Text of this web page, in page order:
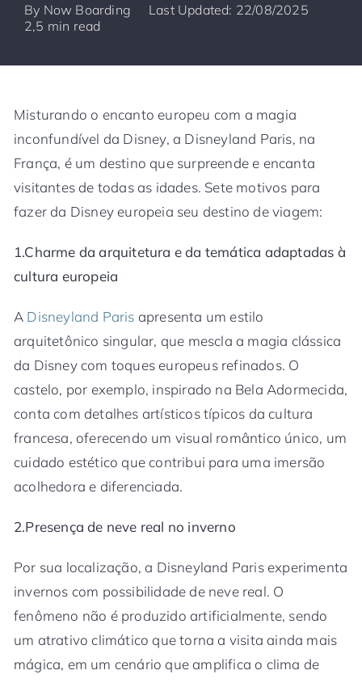
By Now Boarding
Last Updated: 22/08/2025
2,5 min read
Misturando o encanto europeu com a magia
inconfundível da Disney, a Disneyland Paris, na
França, é um destino que surpreende e encanta
visitantes de todas as idades. Sete motivos para
fazer da Disney europeia seu destino de viagem:
1.Charme da arquitetura e da temática adaptadas à
cultura europeia
A Disneyland Paris apresenta um estilo
arquitetônico singular, que mescla a magia clássica
da Disney com toques europeus refinados. O
castelo, por exemplo, inspirado na Bela Adormecida,
conta com detalhes artísticos típicos da cultura
francesa, oferecendo um visual romântico único, um
cuidado estético que contribui para uma imersão
acolhedora e diferenciada.
2.Presença de neve real no inverno
Por sua localização, a Disneyland Paris experimenta
invernos com possibilidade de neve real. O
fenômeno não é produzido artificialmente, sendo
um atrativo climático que torna a visita ainda mais
mágica, em um cenário que amplifica o clima de